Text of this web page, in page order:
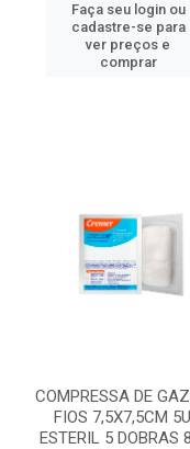
Faça seu login ou
cadastre-se para
ver preços e
comprar
COMPRESSA DE
FIOS 7,5X7,5CM
ESTERIL 5 DOBRAS